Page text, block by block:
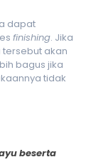
dapat
finishing. Jika
akan
bagus jika
tidak
beserta